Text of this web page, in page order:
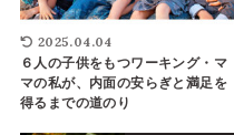
2025.04.04
６人の子供をもつワーキング・マ
マの私が、内面の安らぎと満足を
得るまでの道のり